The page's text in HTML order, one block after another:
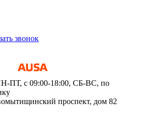
звонок
ПТ, с 09:00-18:00, СБ-ВС, по
проспект, дом 82